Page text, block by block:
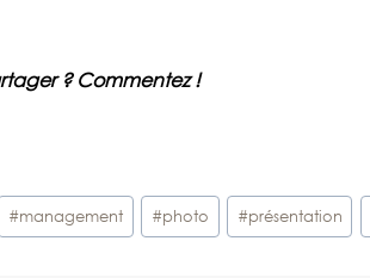
? Commentez !
#management #photo #présentation